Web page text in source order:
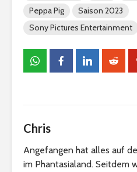
Peppa Pig
Saison 2023
Sony Pictures Entertainment
Chris
Angefangen hat alles auf
im Phantasialand. Seitdem